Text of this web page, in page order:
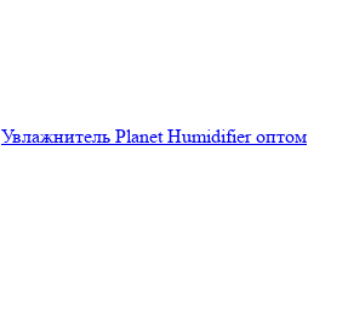
Увлажнитель Planet Humidifier оптом